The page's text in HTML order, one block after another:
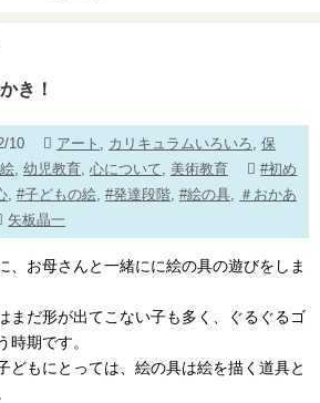
き！
10 アート , カリキュラムいろいろ, 保
, 幼児教育, 心について, 美術教育
#初め
, #子どもの絵, #発達段階, #絵の具, ＃おかあ
矢板晶一
お母さんと一緒にに絵の具の遊びをしま
まだ形が出てこない子も多く、ぐるぐるゴ
時期です。
どもにとっては、絵の具は絵を描く道具と